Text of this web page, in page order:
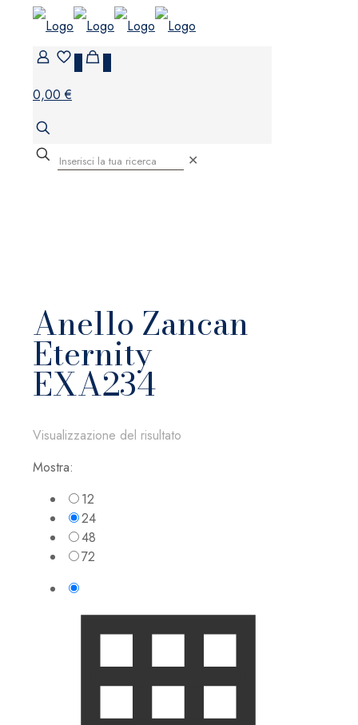
0,00 €
✕
Anello Zancan
Eternity
EXA234
Visualizzazione del risultato
Mostra:
12
24
48
72